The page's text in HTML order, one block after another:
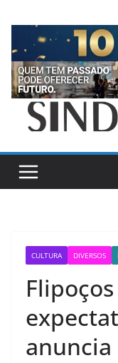
CULTURA DIVERSOS